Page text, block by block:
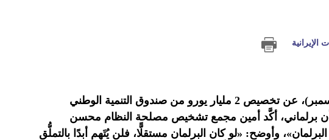
الإيرانية
أعلنت حكومة حسن روحاني، أمس الثلاثاء (10 ديسمبر)، عن تخصيص 2 مليار يورو من صندوق التنمية الوطني
برلماني، أكَّد أمين مجمع تشخيص مصلحة النظام محسن
وأوضح: «لو كان البرلمان مستقلًّا، فلن يُتَهم أبدًا بالتملُّق